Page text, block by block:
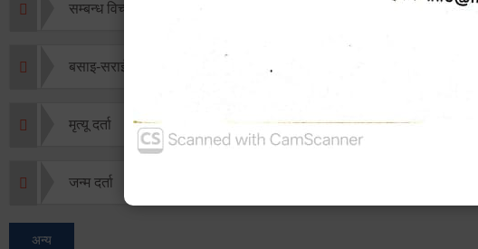
सम्बन्ध विच्छेद दर्ता
बसाइ-सराई जाने/आउने दर्ता
मृत्यू दर्ता
जन्म दर्ता
अन्य